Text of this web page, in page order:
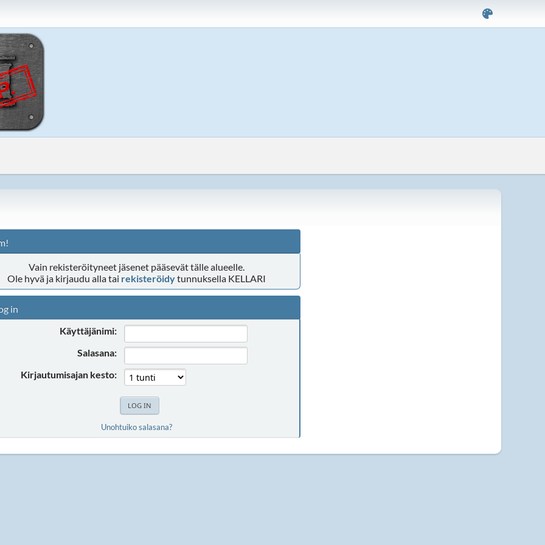
Vain rekisteröityneet jäsenet pääsevät tälle alueelle.
Ole hyvä ja kirjaudu alla tai rekisteröidytunnuksella KELLARI
in
Käyttäjänimi:
Salasana:
Kirjautumisajan kesto:
Unohtuiko salasana?